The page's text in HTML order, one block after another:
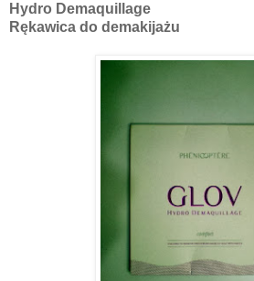
Hydro Demaquillage
Rękawica do demakijażu